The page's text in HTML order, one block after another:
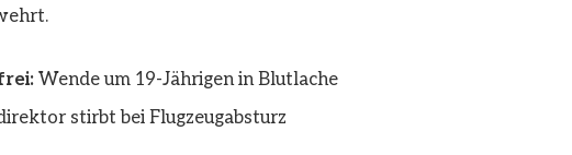
Wende um 19-Jährigen in Blutlache
stirbt bei Flugzeugabsturz